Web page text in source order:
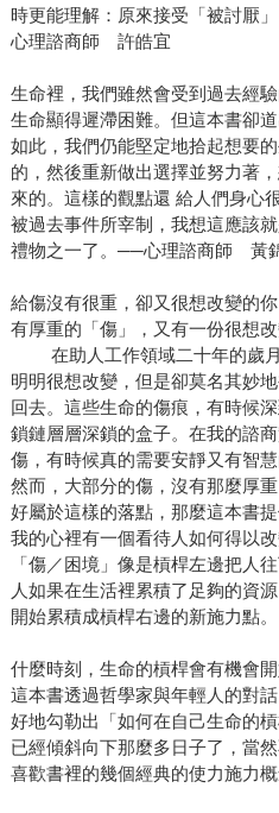
時更能理解：原來接受「被討厭
心理諮商師 許皓宜
生命裡，我們雖然會受到過去經
生命顯得遲滯困難。但這本書卻
如此，我們仍能堅定地拾起想要
的，然後重新做出選擇並努力著
來的。這樣的觀點還 給人們身心
被過去事件所宰制，我想這應該
禮物之一了。──心理諮商師 黃
給傷沒有很重，卻又很想改變的
有厚重的「傷」，又有一份很想
在助人工作領域二十年的歲月
明明很想改變，但是卻莫名其妙
回去。這些生命的傷痕，有時候
鎖鏈層層深鎖的盒子。在我的諮
傷，有時候真的需要安靜又有智慧
然而，大部分的傷，沒有那麼厚
好屬於這樣的落點，那麼這本書提
我的心裡有一個看待人如何得以
「傷／困境」像是槓桿左邊把人
人如果在生活裡累積了足夠的資
開始累積成槓桿右邊的新施力點。
什麼時刻，生命的槓桿會有機會
這本書透過哲學家與年輕人的對
好地勾勒出「如何在自己生命的
已經傾斜向下那麼多日子了，當
喜歡書裡的幾個經典的使力施力概